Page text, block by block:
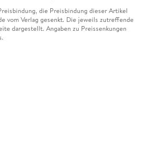
die Preisbindung dieser Artikel
vom Verlag gesenkt. Die jeweils zutreffende
dargestellt. Angaben zu Preissenkungen